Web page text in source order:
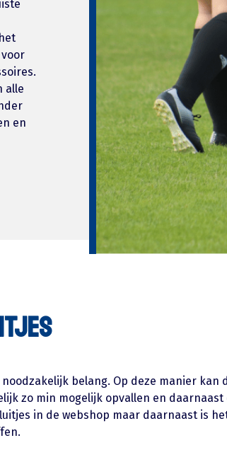
alle
en
belang. Op deze manier kan
zo min mogelijk opvallen en
in de webshop maar daarnaast is